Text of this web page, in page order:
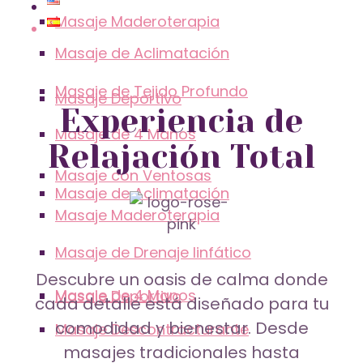
Masaje de Tejido Profundo
Masaje de Aclimatación
Masaje de 4 Manos
Masaje Maderoterapia
Masaje Deportivo
Masaje con Ventosas
Masaje de Drenaje linfático
Masaje Descontracturante
Masaje de Aclimatación
Masaje de 4 Manos
Masaje Maderoterapia
Masaje Deportivo
Experiencia de
Relajación Total
Descubre un oasis de calma donde
cada detalle está diseñado para tu
comodidad y bienestar. Desde
masajes tradicionales hasta